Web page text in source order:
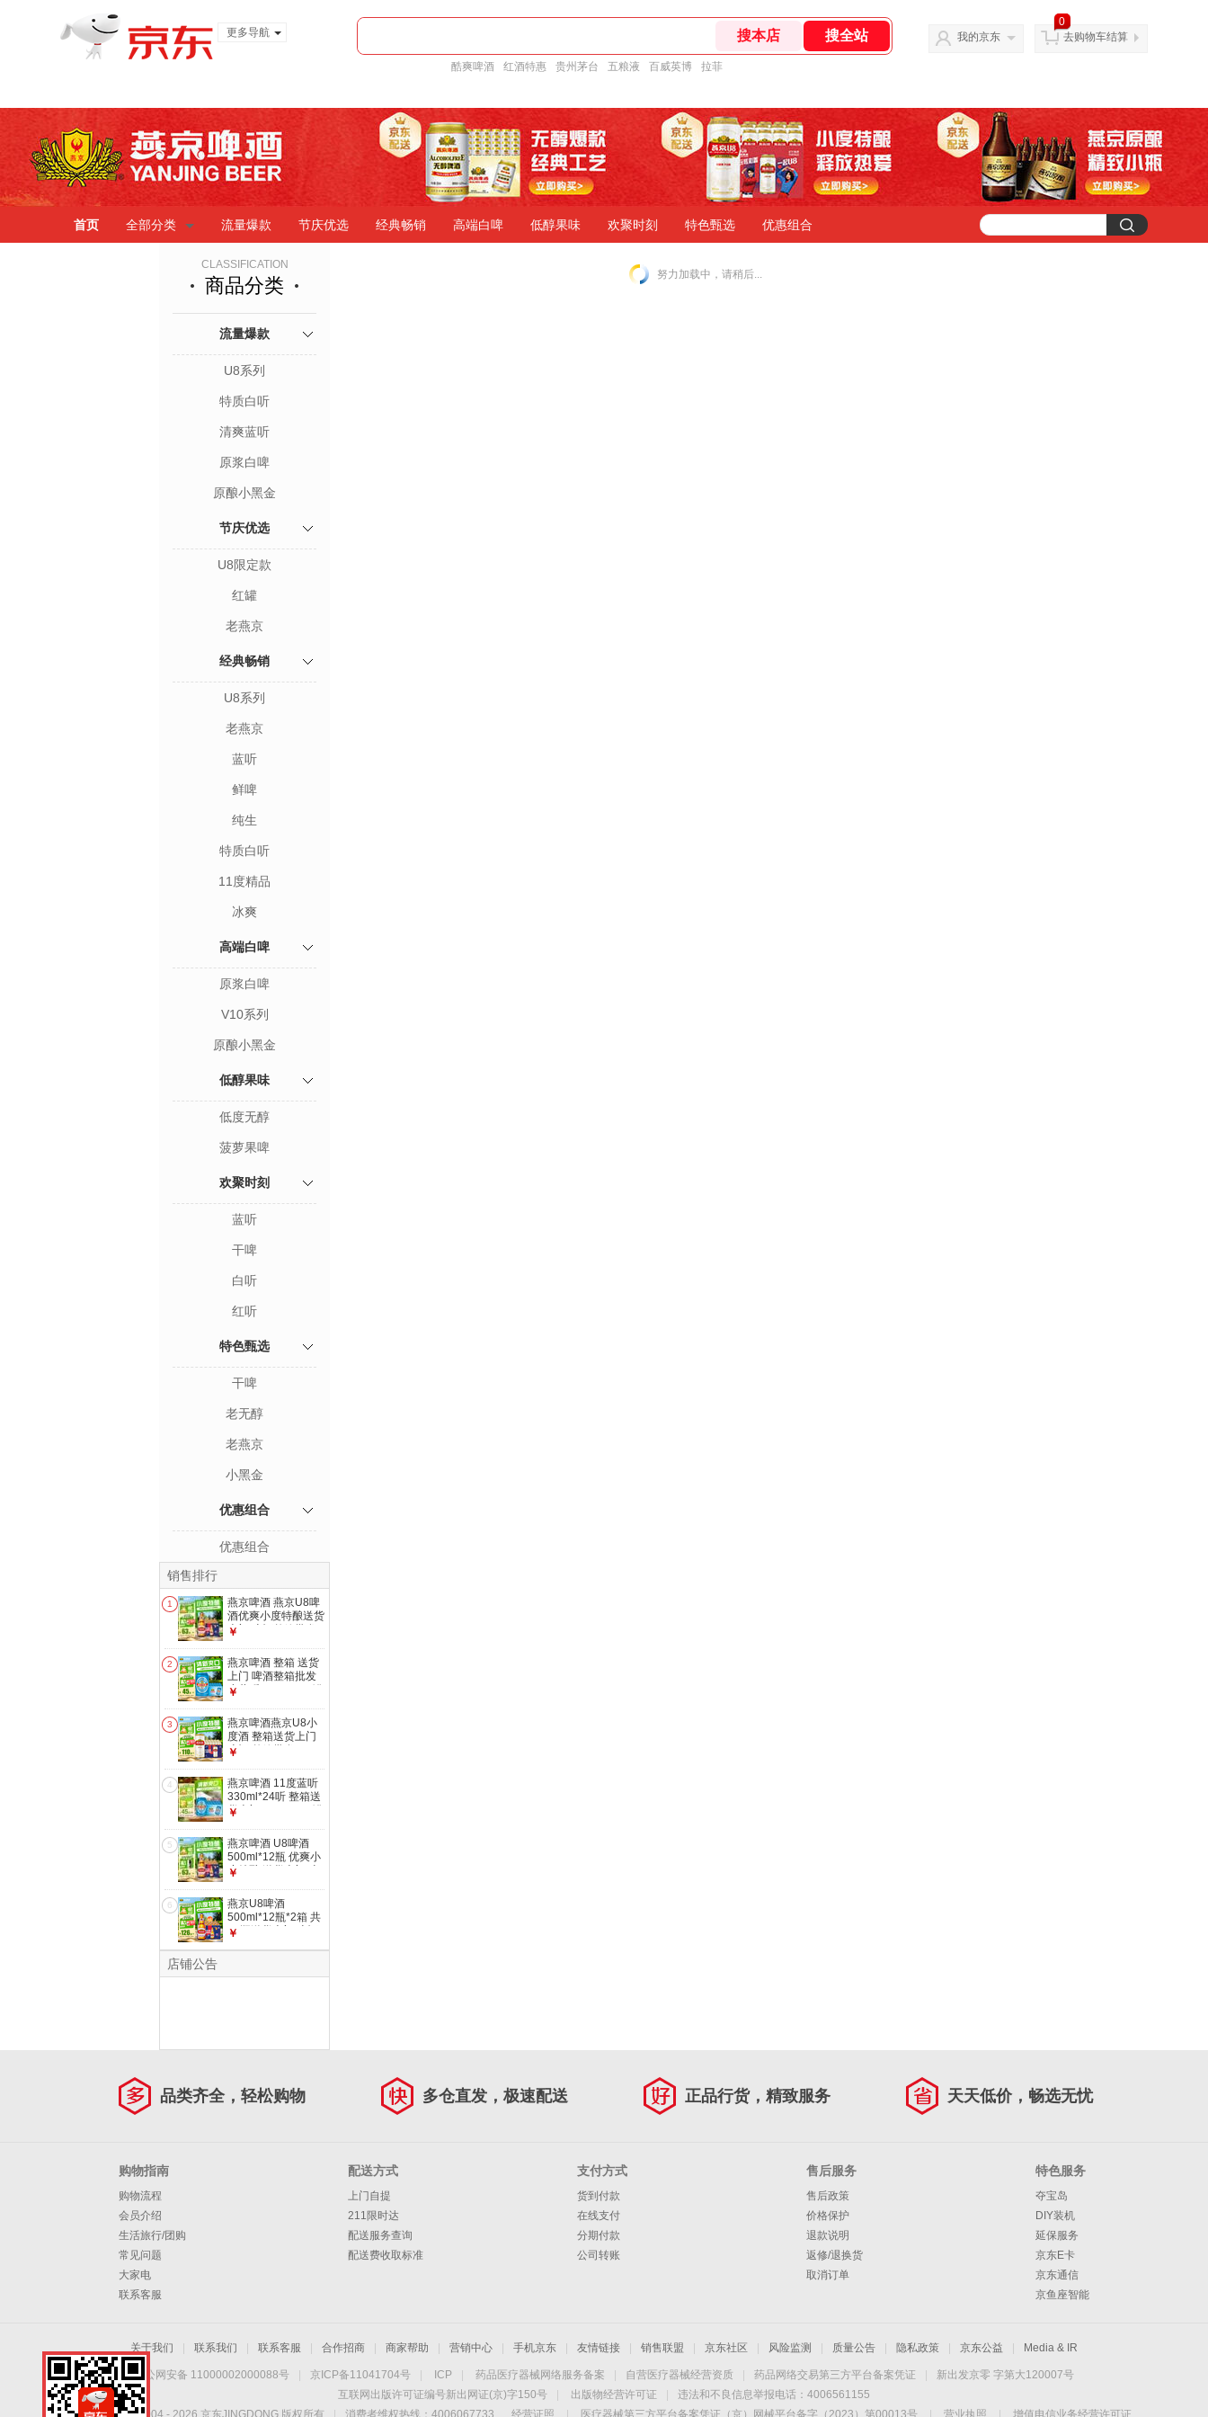
更多导航
酷爽啤酒 红酒特惠 贵州茅台 五粮液 百威英博 拉菲
我的京东
0
去购物车结算
首页 全部分类 流量爆款 节庆优选 经典畅销 高端白啤 低醇果味 欢聚时刻 特色甄选 优惠组合
CLASSIFICATION
商品分类
流量爆款
U8系列
特质白听
清爽蓝听
原浆白啤
原酿小黑金
节庆优选
U8限定款
红罐
老燕京
经典畅销
U8系列
老燕京
蓝听
鲜啤
纯生
特质白听
11度精品
冰爽
高端白啤
原浆白啤
V10系列
原酿小黑金
低醇果味
低度无醇
菠萝果啤
欢聚时刻
蓝听
干啤
白听
红听
特色甄选
干啤
老无醇
老燕京
小黑金
优惠组合
优惠组合
销售排行
1
燕京啤酒 燕京U8啤
酒优爽小度特酿送货
上门 啤酒整箱批发
￥
2
燕京啤酒 整箱 送货
上门 啤酒整箱批发
小蓝听 330mL 24罐
￥
3
燕京啤酒燕京U8小
度酒 整箱送货上门
啤酒 整箱批发
￥
4
燕京啤酒 11度蓝听
330ml*24听 整箱送
货上门 330mL 24罐
￥
5
燕京啤酒 U8啤酒
500ml*12瓶 优爽小
度特酿 送货上门 啤
￥
6
燕京U8啤酒
500ml*12瓶*2箱 共
24瓶送货上门 啤酒
￥
店铺公告
努力加载中，请稍后...
品类齐全，轻松购物 多仓直发，极速配送 正品行货，精致服务 天天低价，畅选无忧
购物指南
购物流程
会员介绍
生活旅行/团购
常见问题
大家电
联系客服
配送方式
上门自提
211限时达
配送服务查询
配送费收取标准
支付方式
货到付款
在线支付
分期付款
公司转账
售后服务
售后政策
价格保护
退款说明
返修/退换货
取消订单
特色服务
夺宝岛
DIY装机
延保服务
京东E卡
京东通信
京鱼座智能
关于我们 联系我们 联系客服 合作招商 商家帮助 营销中心 手机京东 友情链接 销售联盟 京东社区 风险监测 质量公告 隐私政策 京东公益 Media & IR
京公网安备 11000002000088号 京ICP备11041704号 ICP 药品医疗器械网络服务备案 自营医疗器械经营资质 药品网络交易第三方平台备案凭证
新出发京零 字第大120007号
互联网出版许可证编号新出网证(京)字150号
出版物经营许可证
违法和不良信息举报电话：4006561155
Copyright © 2004 - 2026 京东JINGDONG 版权所有 消费者维权热线：4006067733 经营证照 医疗器械第三方平台备案凭证（京）网械平台备字（2023）第00013号 营业执照 增值电信业务经营许可证